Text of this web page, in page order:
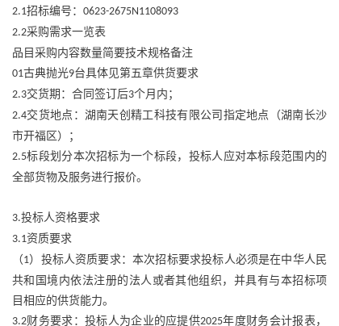
2.1招标编号： 0623-2675N1108093
2.2采购需求一览表
品目采购内容数量简要技术规格备注
01古典抛光9台具体见第五章供货要求
2.3交货期：合同签订后3个月内；
2.4交货地点：湖南天创精工科技有限公司指定地点（湖南长沙
市开福区）；
2.5标段划分本次招标为一个标段，投标人应对本标段范围内的
全部货物及服务进行报价。
3.投标人资格要求
3.1资质要求
（1）投标人资质要求：本次招标要求投标人必须是在中华人民
共和国境内依法注册的法人或者其他组织，并具有与本招标项
目相应的供货能力。
3.2财务要求：投标人为企业的应提供2025年度财务会计报表，